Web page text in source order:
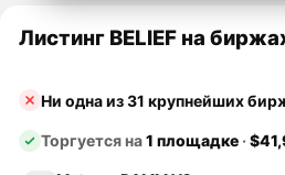
Листинг BELIEF на
Ни одна из 31 крупнейших
Торгуется на1 площадке ·